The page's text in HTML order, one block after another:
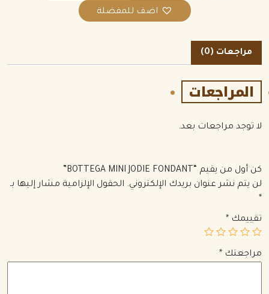
اضف للمفضلة
مراجعات (0)
المراجعات
لا توجد مراجعات بعد.
كن أول من يقيم “BOTTEGA MINI JODIE FONDANT”
لن يتم نشر عنوان بريدك الإلكتروني. الحقول الإلزامية مشار إليها بـ
*
تقييمك *
مراجعتك *